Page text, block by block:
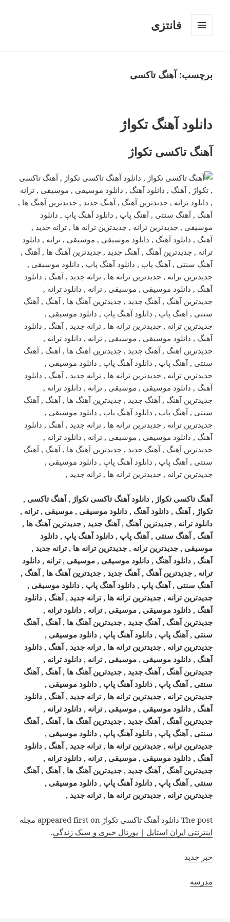
فانتزی
برچسب: آهنگ تاکسی
دانلود آهنگ تکواژ
آهنگ تاکسی تکواژ
آهنگ تاکسی تکواژ , دانلود آهنگ تاکسی تکواژ , آهنگ تاکسی ,
تکواژ , آهنگ , دانلود آهنگ , دانلود موسیقی , موسیقی , ترانه ,
دانلود ترانه , جدیدترین آهنگ , آهنگ جدید , جدیدترین آهنگ ها ,
آهنگ , آهنگ سنتی , آهنگ پاپ , دانلود آهنگ پاپ , دانلود
موسیقی , جدیدترین ترانه , جدیدترین ترانه ها , ترانه جدید ,
آهنگ , دانلود آهنگ , دانلود موسیقی , موسیقی , ترانه , دانلود
ترانه , جدیدترین آهنگ , آهنگ جدید , جدیدترین آهنگ ها , آهنگ ,
آهنگ سنتی , آهنگ پاپ , دانلود آهنگ پاپ , دانلود موسیقی ,
جدیدترین ترانه , جدیدترین ترانه ها , ترانه جدید , آهنگ , دانلود
آهنگ , دانلود موسیقی , موسیقی , ترانه , دانلود ترانه ,
جدیدترین آهنگ , آهنگ جدید , جدیدترین آهنگ ها , آهنگ , آهنگ
سنتی , آهنگ پاپ , دانلود آهنگ پاپ , دانلود موسیقی ,
جدیدترین ترانه , جدیدترین ترانه ها , ترانه جدید , آهنگ , دانلود
آهنگ , دانلود موسیقی , موسیقی , ترانه , دانلود ترانه ,
جدیدترین آهنگ , آهنگ جدید , جدیدترین آهنگ ها , آهنگ , آهنگ
سنتی , آهنگ پاپ , دانلود آهنگ پاپ , دانلود موسیقی ,
جدیدترین ترانه , جدیدترین ترانه ها , ترانه جدید , آهنگ , دانلود
آهنگ , دانلود موسیقی , موسیقی , ترانه , دانلود ترانه ,
جدیدترین آهنگ , آهنگ جدید , جدیدترین آهنگ ها , آهنگ , آهنگ
سنتی , آهنگ پاپ , دانلود آهنگ پاپ , دانلود موسیقی ,
جدیدترین ترانه , جدیدترین ترانه ها , ترانه جدید , آهنگ , دانلود
آهنگ , دانلود موسیقی , موسیقی , ترانه , دانلود ترانه ,
جدیدترین آهنگ , آهنگ جدید , جدیدترین آهنگ ها , آهنگ , آهنگ
سنتی , آهنگ پاپ , دانلود آهنگ پاپ , دانلود موسیقی ,
جدیدترین ترانه , جدیدترین ترانه ها , ترانه جدید ,
The post دانلود آهنگ تاکسی تکواژ appeared first on
مجله
اینترنتی ایران استایل | پورتال خبری و سبک زندگی.
خبر جدید
مدرسه